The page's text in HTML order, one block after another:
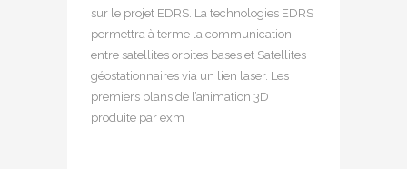
sur le projet EDRS. La technologies EDRS
permettra à terme la communication
entre satellites orbites bases et Satellites
géostationnaires via un lien laser. Les
premiers plans de l’animation 3D
produite par exm